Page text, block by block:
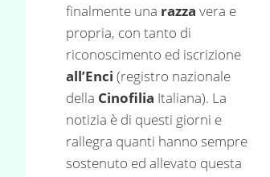
finalmente una razza vera e
propria, con tanto di
riconoscimento ed iscrizione
all’Enci (registro nazionale
della Cinofilia Italiana). La
notizia è di questi giorni e
rallegra quanti hanno sempre
sostenuto ed allevato questa